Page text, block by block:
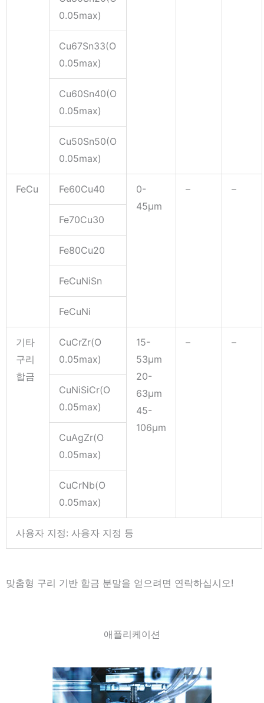
0.05max)
Cu67Sn33(O
0.05max)
Cu60Sn40(O
0.05max)
Cu50Sn50(O
0.05max)
FeCu Fe60Cu40
0-
45μm
– –
Fe70Cu30
Fe80Cu20
FeCuNiSn
FeCuNi
기타
구리
합금
CuCrZr(O
0.05max)
15-
53μm
20-
63μm
45-
106μm
– –
CuNiSiCr(O
0.05max)
CuAgZr(O
0.05max)
CuCrNb(O
0.05max)
사용자 지정: 사용자 지정 등
맞춤형 구리 기반 합금 분말을 얻으려면 연락하십시오!
애플리케이션